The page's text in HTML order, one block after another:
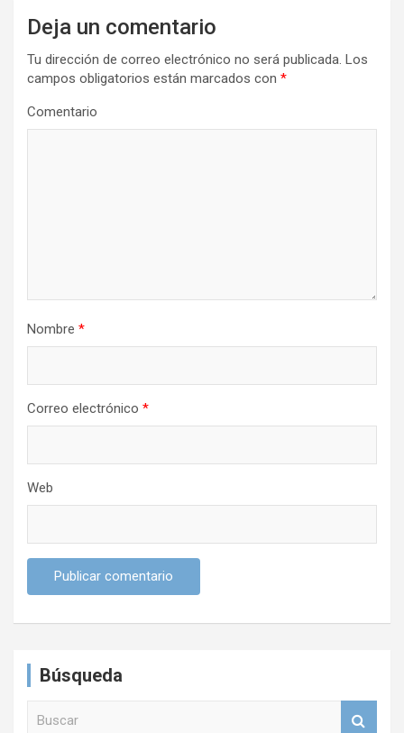
Deja un comentario
Tu dirección de correo electrónico no será publicada. Los
campos obligatorios están marcados con *
Comentario
Nombre *
Correo electrónico *
Web
Búsqueda